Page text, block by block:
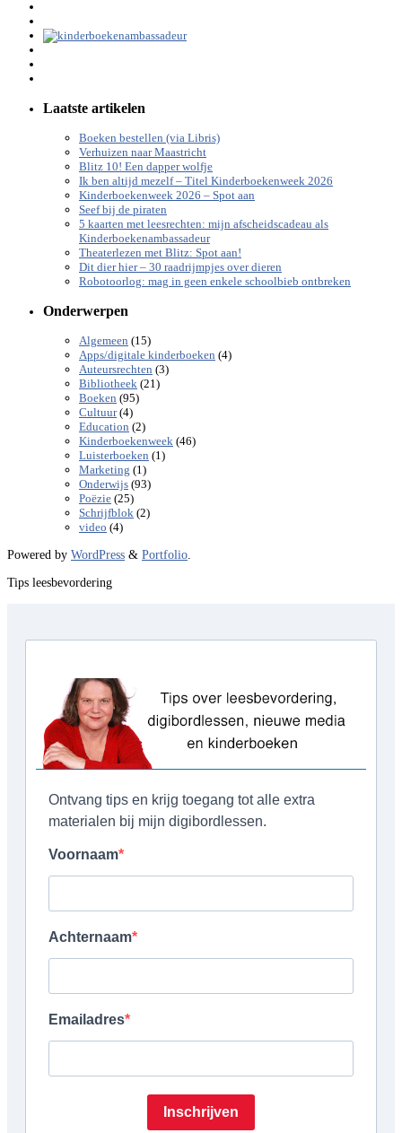
Laatste artikelen
Boeken bestellen (via Libris)
Verhuizen naar Maastricht
Blitz 10! Een dapper wolfje
Ik ben altijd mezelf – Titel Kinderboekenweek 2026
Kinderboekenweek 2026 – Spot aan
Seef bij de piraten
5 kaarten met leesrechten: mijn afscheidscadeau als
Kinderboekenambassadeur
Theaterlezen met Blitz: Spot aan!
Dit dier hier – 30 raadrijmpjes over dieren
Robotoorlog: mag in geen enkele schoolbieb ontbreken
Onderwerpen
Algemeen (15)
Apps/digitale kinderboeken (4)
Auteursrechten (3)
Bibliotheek (21)
Boeken (95)
Cultuur(4)
Education (2)
Kinderboekenweek (46)
Luisterboeken (1)
Marketing (1)
Onderwijs (93)
Poëzie (25)
Schrijfblok (2)
video (4)
Powered by WordPress & Portfolio
Tips leesbevordering